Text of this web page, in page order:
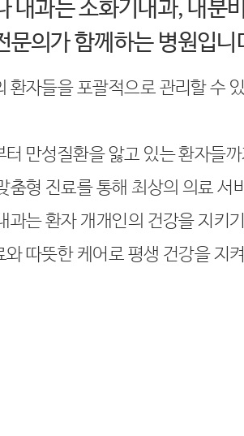
내과는 소화기내과, 내분
문의가 함께하는 병원입니
환자들을 포괄적으로 관리할 수
터 만성질환을 앓고 있는 환자들
춤형 진료를 통해 최상의 의료 서
과는 환자 개개인의 건강을 지키
와 따뜻한 케어로 평생 건강을 지